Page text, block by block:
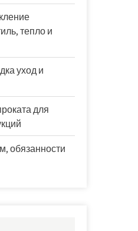
тепло и
уход и
для
обязанности